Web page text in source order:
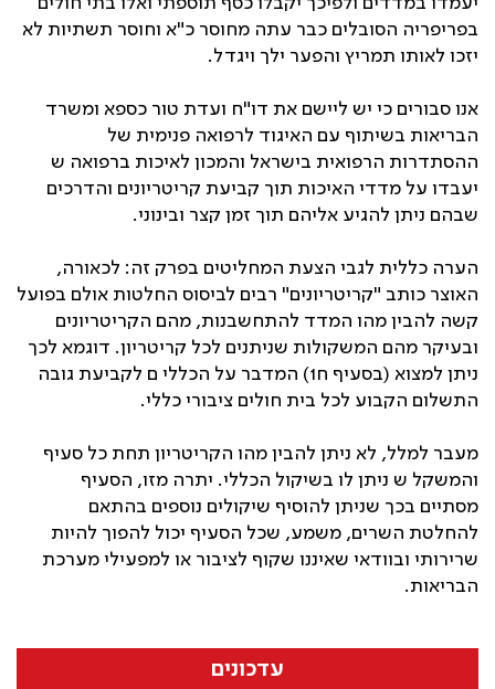
בפריפריה הסובלים כבר עתה מחוסר כ"א וחוסר תשתיות לא
יזכו לאותו תמריץ והפער ילך ויגדל.
אנו סבורים כי יש ליישם את דו"ח ועדת טור כספא ומשרד
הבריאות בשיתוף עם האיגוד לרפואה פנימית של
ההסתדרות הרפואית בישראל והמכון לאיכות ברפואה ש
יעבדו על מדדי האיכות תוך קביעת קריטריונים והדרכים
שבהם ניתן להגיע אליהם תוך זמן קצר ובינוני.
הערה כללית לגבי הצעת המחליטים בפרק זה: לכאורה,
האוצר כותב "קריטריונים" רבים לביסוס החלטות אולם בפועל
קשה להבין מהו המדד להתחשבנות, מהם הקריטריונים
ובעיקר מהם המשקולות שניתנים לכל קריטריון. דוגמא לכך
ניתן למצוא (בסעיף ח1) המדבר על הכללי ם לקביעת גובה
התשלום הקבוע לכל בית חולים ציבורי כללי.
מעבר למלל, לא ניתן להבין מהו הקריטריון תחת כל סעיף
והמשקל ש ניתן לו בשיקול הכללי. יתרה מזו, הסעיף
מסתיים בכך שניתן להוסיף שיקולים נוספים בהתאם
להחלטת השרים, משמע, שכל הסעיף יכול להפוך להיות
שרירותי ובוודאי שאיננו שקוף לציבור או למפעילי מערכת
הבריאות.
עדכונים